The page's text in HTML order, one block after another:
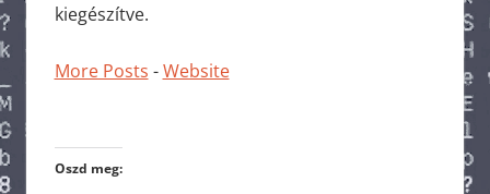
kiegészítve.
More Posts -Website
Oszd meg: